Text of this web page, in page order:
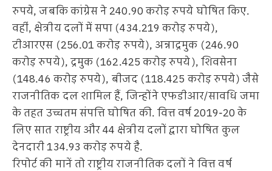
रुपये, जबकि कांग्रेस ने 240.90 करोड़ रुपये घोषित किए.
वहीं, क्षेत्रीय दलों में सपा (434.219 करोड़ रुपये),
टीआरएस (256.01 करोड़ रुपये), अन्नाद्रमुक (246.90
करोड़ रुपये), द्रमुक (162.425 करोड़ रुपये), शिवसेना
(148.46 करोड़ रुपये), बीजद (118.425 करोड़ रुपये) जैसे
राजनीतिक दल शामिल हैं, जिन्होंने एफडीआर/सावधि जमा
के तहत उच्चतम संपत्ति घोषित की. वित्त वर्ष 2019-20 के
लिए सात राष्ट्रीय और 44 क्षेत्रीय दलों द्वारा घोषित कुल
देनदारी 134.93 करोड़ रुपये है.
रिपोर्ट की मानें तो राष्ट्रीय राजनीतिक दलों ने वित्त वर्ष